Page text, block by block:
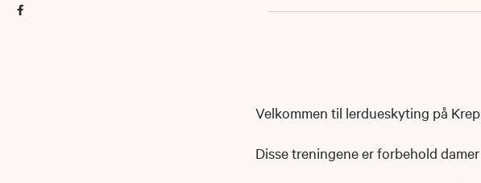
Velkommen til lerdueskyting på
Disse treningene er forbehold